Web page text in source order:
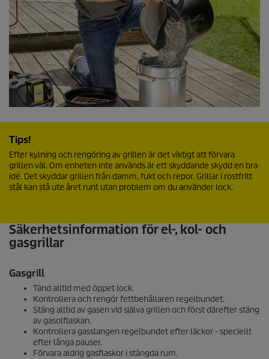
Tips!
Efter kylning och rengöring av grillen är det viktigt att förvara
grillen väl. Om enheten inte används är ett skyddande skydd en bra
idé. Det skyddar grillen från damm, fukt och repor. Grillar i rostfritt
stål kan stå ute året runt utan problem om du använder lock.
Säkerhetsinformation för el-, kol- och
gasgrillar
Gasgrill
Tänd alltid med öppet lock.
Kontrollera och rengör fettbehållaren regelbundet.
Stäng alltid av gasen vid själva grillen och först därefter stäng
av gasolflaskan.
Kontrollera gasslangen regelbundet efter läckor - speciellt
efter långa pauser.
Förvara aldrig gasflaskor i stängda rum.